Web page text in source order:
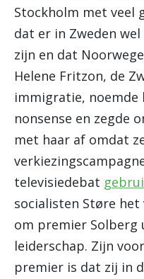
Stockholm met veel
dat er in Zweden wel
zijn en dat
Helene Fritzon, de
immigratie,
nonsense en zegde
met haar af omdat
televisiedebat
socialisten Støre het
om premier Solberg
leiderschap. Zijn
premier is dat zij in